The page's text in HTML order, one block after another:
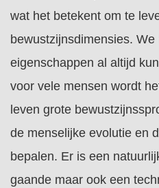
wat het betekent om te
bewustzijnsdimensies.
eigenschappen al altijd
voor vele mensen wordt
leven grote
de menselijke evolutie en
bepalen. Er is een
gaande maar ook een